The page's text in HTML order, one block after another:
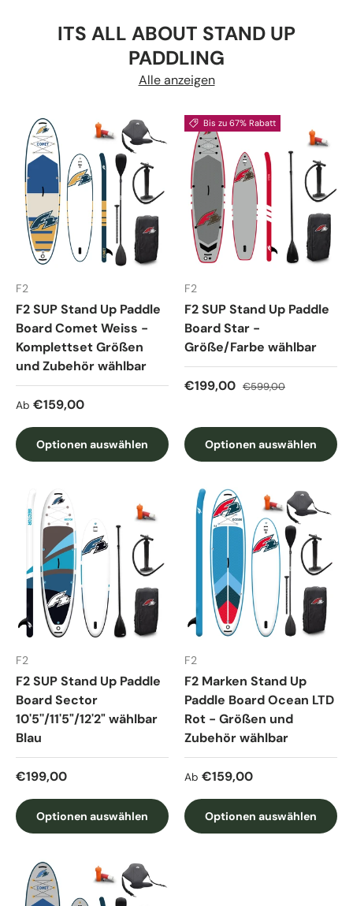
ITS ALL ABOUT STAND UP
PADDLING
Alle anzeigen
F2
F2 SUP Stand Up Paddle
Board Comet Weiss -
Komplettset Größen
und Zubehör wählbar
Normaler Preis
Ab €159,00
Optionen auswählen
Bis zu 67% Rabatt
F2
F2 SUP Stand Up Paddle
Board Star -
Größe/Farbe wählbar
Verkaufspreis
€199,00 Normaler Preis
€599,00
Optionen auswählen
F2
F2 SUP Stand Up Paddle
Board Sector
10'5''/11'5"/12'2" wählbar
Blau
Normaler Preis
€199,00
Optionen auswählen
F2
F2 Marken Stand Up
Paddle Board Ocean LTD
Rot - Größen und
Zubehör wählbar
Normaler Preis
Ab €159,00
Optionen auswählen